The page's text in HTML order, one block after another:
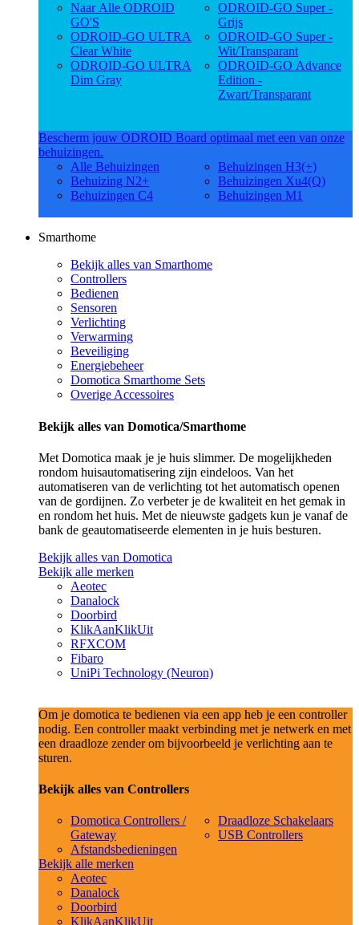
Naar Alle ODROID
GO'S
ODROID-GO ULTRA
Clear White
ODROID-GO ULTRA
Dim Gray
ODROID-GO Super -
Grijs
ODROID-GO Super -
Wit/Transparant
ODROID-GO Advance
Edition -
Zwart/Transparant
Bescherm jouw ODROID Board optimaal met een van onze
behuizingen.
Alle Behuizingen
Behuizing N2+
Behuizingen C4
Behuizingen H3(+)
Behuizingen Xu4(Q)
Behuizingen M1
Smarthome
Bekijk alles van Smarthome
Controllers
Bedienen
Sensoren
Verlichting
Verwarming
Beveiliging
Energiebeheer
Domotica Smarthome Sets
Overige Accessoires
Bekijk alles van Domotica/Smarthome
Met Domotica maak je je huis slimmer. De mogelijkheden
rondom huisautomatisering zijn eindeloos. Van het
automatiseren van de verlichting tot het automatisch openen
van de gordijnen. Zo verbeter je de kwaliteit en het gemak in
en rondom het huis. Met de nieuwste gadgets kun je vanaf de
bank de geautomatiseerde elementen in je huis besturen.
Bekijk alles van Domotica
Bekijk alle merken
Aeotec
Danalock
Doorbird
KlikAanKlikUit
RFXCOM
Fibaro
UniPi Technology (Neuron)
Om je domotica te bedienen via een app heb je een controller
nodig. Een controller maakt verbinding met je netwerk en met
een draadloze zender om bijvoorbeeld je verlichting aan te
sturen.
Bekijk alles van Controllers
Domotica Controllers /
Gateway
Afstandsbedieningen
Draadloze Schakelaars
USB Controllers
Bekijk alle merken
Aeotec
Danalock
Doorbird
KlikAanKlikUit